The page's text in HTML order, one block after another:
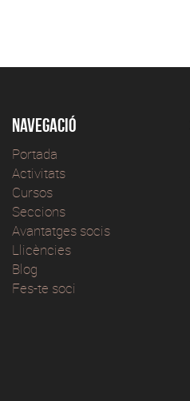
Navegació
Portada
Activitats
Cursos
Seccions
Avantatges socis
Llicències
Blog
Fes-te soci